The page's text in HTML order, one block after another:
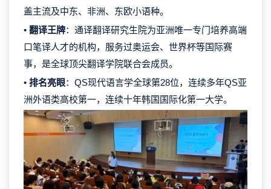
盖主流及中东、非洲、东欧小语种。
• 翻译王牌：通译翻译研究生院为亚洲唯一专门培养高端
口笔译人才的机构，服务过奥运会、世界杯等国际赛
事，是全球顶尖翻译学院联合会成员。
• 排名亮眼：QS现代语言学全球第28位，连续多年QS亚
洲外语类高校第一，连续十年韩国国际化第一大学。